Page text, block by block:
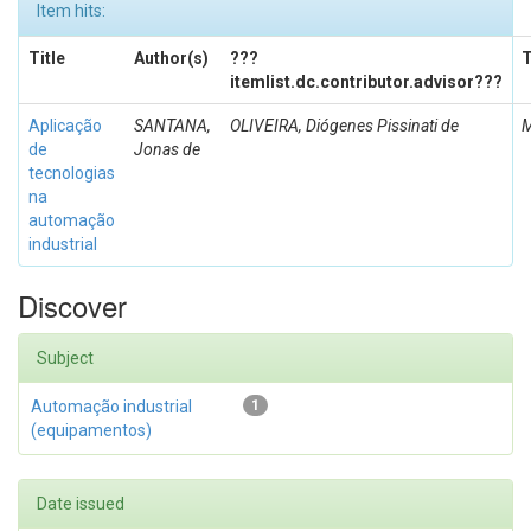
Item hits:
Title Author(s)
???
itemlist.dc.contributor.advisor???
Aplicação
de
tecnologias
na
automação
industrial
SANTANA,
Jonas de
OLIVEIRA, Diógenes Pissinati de
Discover
Subject
1
Automação industrial
(equipamentos)
Date issued